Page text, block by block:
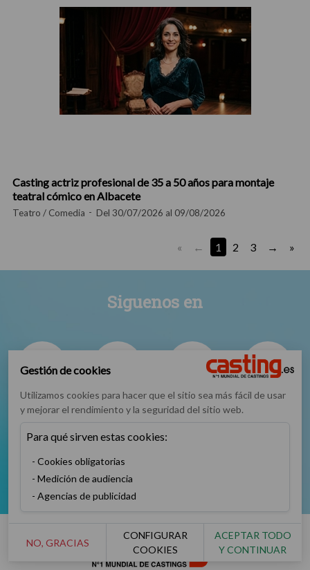
Casting actriz profesional de 35 a 50 años para montaje
teatral cómico en Albacete
Teatro / Comedia Del 30/07/2026 al 09/08/2026
« 1 2 3 »
Siguenos en
Facebook Instagram TikTok
YouTube
Gestión de cookies
Utilizamos cookies para hacer que el sitio sea más fácil de usar
y mejorar el rendimiento y la seguridad del sitio web.
Para qué sirven estas cookies:
Cookies obligatorias
Medición de audiencia
Agencias de publicidad
NO, GRACIAS
CONFIGURAR
COOKIES
ACEPTAR TODO
Y CONTINUAR